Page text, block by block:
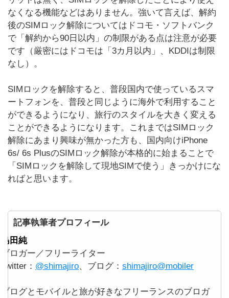
なくなる機能などはありません。強いて言えば、解約
後のSIMロック解除についてはドコモ・ソフトバンク
で「解約から90日以内」の制限がある点は注意が必要
です（厳密にはドコモは「3カ月以内」、KDDIは制限
なし）。
SIMロックを解除すると、普段国内で使っているスマ
ートフォンを、普段と同じように海外で利用すること
ができるようになり、旅行のスタイルを大きく変える
ことができるようになります。これまではSIMロック
解除にあまり興味が無かった方も、国内向けiPhone
6s/ 6s PlusのSIMロック解除が本格的に始まることで
「SIMロックを解除して現地SIMで使う」きっかけにな
ればと思います。
記事執筆者プロフィール
島田純
ブロガー／フリーライター
Twitter： @shimajiro、ブログ： shimajiro@mobiler
ブログとモバイルと旅が好きなフリーランスのブロガ